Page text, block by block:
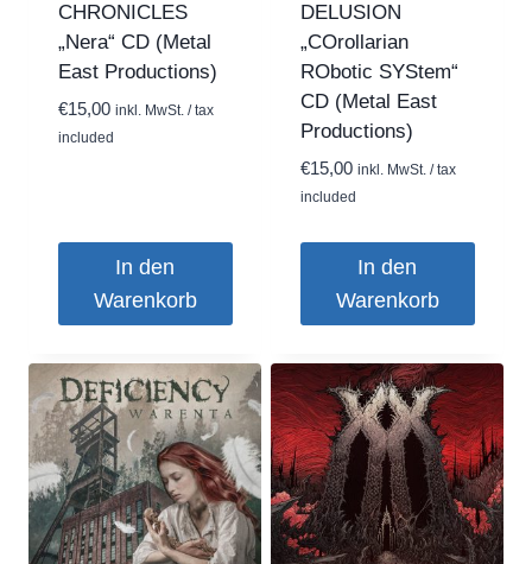
CHRONICLES
„Nera“ CD (Metal
East Productions)
€15,00 inkl. MwSt. / tax
included
In den
Warenkorb
DELUSION
„COrollarian
RObotic SYStem“
CD (Metal East
Productions)
€15,00 inkl. MwSt. / tax
included
In den
Warenkorb